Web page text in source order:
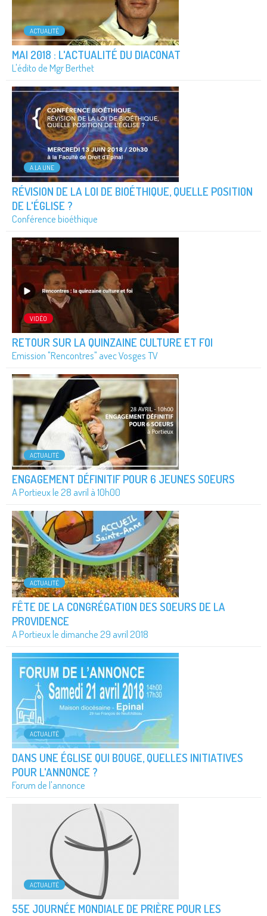
ACTUALITÉ
MAI 2018 : L'ACTUALITÉ DU DIACONAT
L'édito de Mgr Berthet
A LA UNE
RÉVISION DE LA LOI DE BIOÉTHIQUE, QUELLE POSITION
DE L'ÉGLISE ?
Conférence bioéthique
VIDÉO
RETOUR SUR LA QUINZAINE CULTURE ET FOI
Emission "Rencontres" avec Vosges TV
ACTUALITÉ
ENGAGEMENT DÉFINITIF POUR 6 JEUNES SOEURS
A Portieux le 28 avril à 10h00
ACTUALITÉ
FÊTE DE LA CONGRÉGATION DES SOEURS DE LA
PROVIDENCE
A Portieux le dimanche 29 avril 2018
ACTUALITÉ
DANS UNE ÉGLISE QUI BOUGE, QUELLES INITIATIVES
POUR L'ANNONCE ?
Forum de l'annonce
ACTUALITÉ
55E JOURNÉE MONDIALE DE PRIÈRE POUR LES